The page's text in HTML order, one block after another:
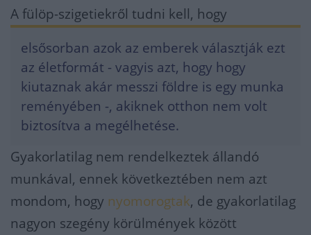
A fülöp-szigetiekről tudni kell, hogy
elsősorban azok az emberek választják ezt
az életformát - vagyis azt, hogy hogy
kiutaznak akár messzi földre is egy munka
reményében -, akiknek otthon nem volt
biztosítva a megélhetése.
Gyakorlatilag nem rendelkeztek állandó
munkával, ennek következtében nem azt
mondom, hogy nyomorogtak, de gyakorlatilag
nagyon szegény körülmények között